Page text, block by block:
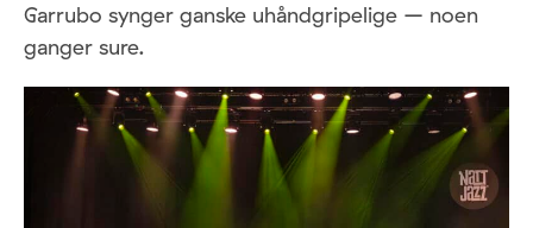
Garrubo synger ganske uhåndgripelige – noen
ganger sure.